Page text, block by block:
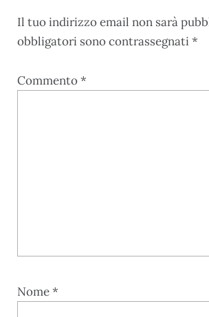
Il tuo indirizzo email non sarà
obbligatori sono contrassegnati*
Commento*
Nome*